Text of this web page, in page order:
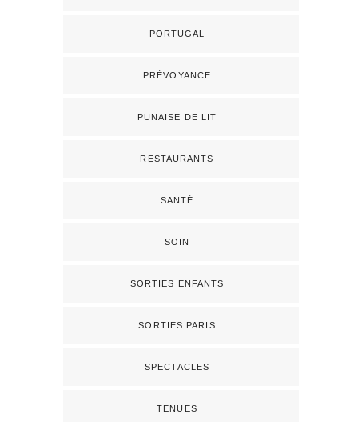
PORTUGAL
PRÉVOYANCE
PUNAISE DE LIT
RESTAURANTS
SANTÉ
SOIN
SORTIES ENFANTS
SORTIES PARIS
SPECTACLES
TENUES